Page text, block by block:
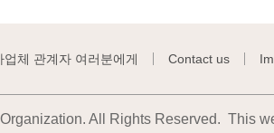
업체 관계자 여러분에게 Contact us
All Rights Reserved. This